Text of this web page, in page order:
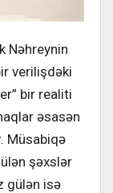
Nəhreynin
verilişdəki
bir realiti
əsasən
Müsabiqə
şəxslər
gülən isə